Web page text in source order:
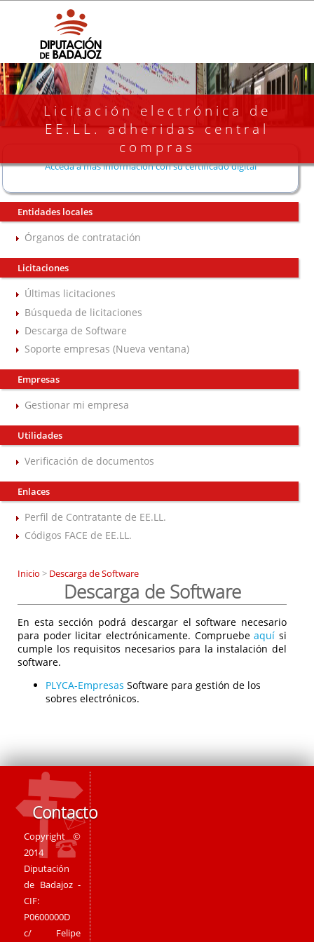
Licitación electrónica de
EE.LL. adheridas central
compras
Acceda a más información con su certificado digital
Entidades locales
Órganos de contratación
Licitaciones
Últimas licitaciones
Búsqueda de licitaciones
Descarga de Software
Soporte empresas (Nueva ventana)
Empresas
Gestionar mi empresa
Utilidades
Verificación de documentos
Enlaces
Perfil de Contratante de EE.LL.
Códigos FACE de EE.LL.
Inicio > Descarga de Software
Descarga de Software
En esta sección podrá descargar el software necesario
para poder licitar electrónicamente. Compruebeaquí si
cumple los requisitos necesarios para la instalación del
software.
PLYCA-Empresas Software para gestión de los
sobres electrónicos.
Contacto
Copyright ©
2014
Diputación
de Badajoz -
CIF:
P0600000D
c/ Felipe